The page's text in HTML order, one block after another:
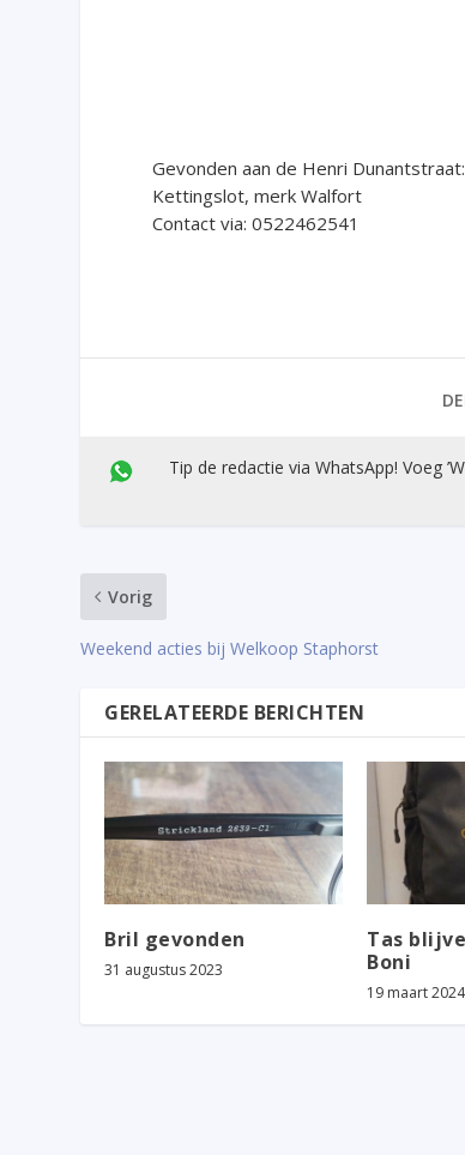
Gevonden aan de Henri Dunantstraat:
Kettingslot, merk Walfort
Contact via: 0522462541
Tip de redactie via WhatsApp! Voeg
Vorig
Weekend acties bij Welkoop Staphorst
GERELATEERDE BERICHTEN
Bril gevonden
31 augustus 2023
Tas
Boni
19 maart 2024